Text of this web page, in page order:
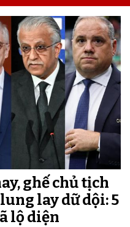
ghế chủ tịch
lay dữ dội: 5
lộ diện